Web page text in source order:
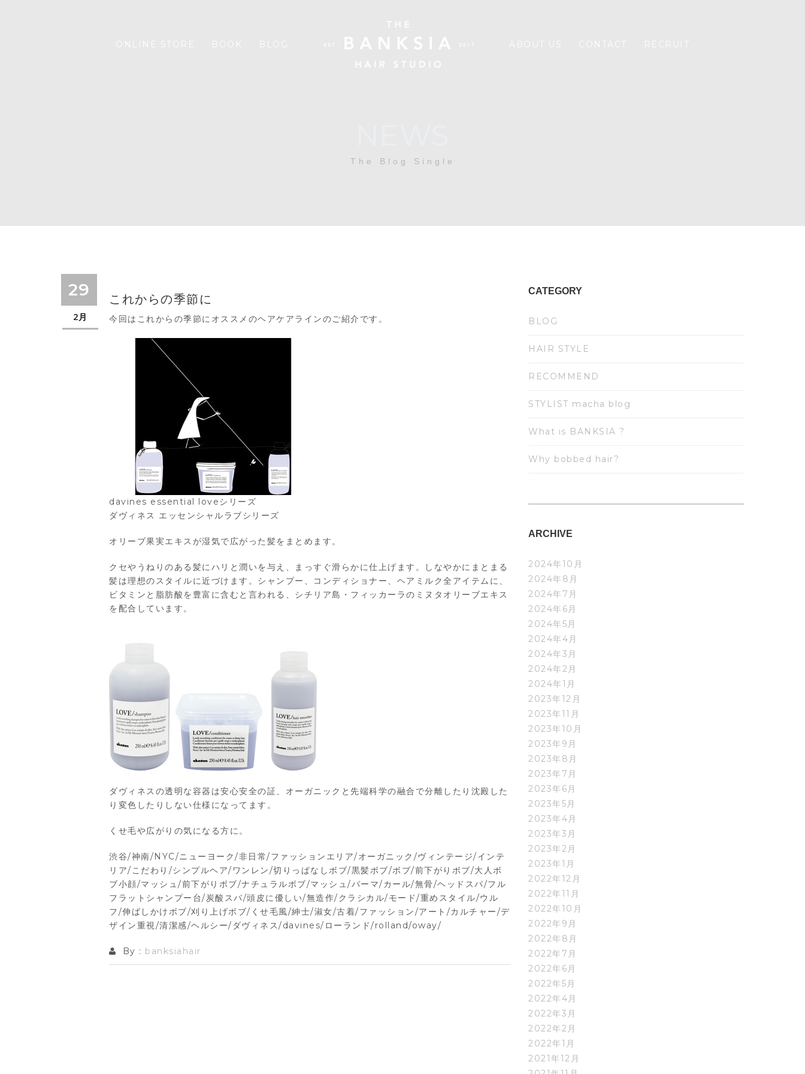
The Blog Single
29
2月
これからの季節に
今回はこれからの季節にオススメのヘアケアラインのご紹介です。
davines essential loveシリーズ
ダヴィネス エッセンシャルラブシリーズ
オリーブ果実エキスが湿気で広がった髪をまとめます。
クセやうねりのある髪にハリと潤いを与え、まっすぐ滑らかに仕上げます。しなやかにまとまる
髪は理想のスタイルに近づけます。シャンプー、コンディショナー、ヘアミルク全アイテムに、
ビタミンと脂肪酸を豊富に含むと言われる、シチリア島・フィッカーラのミヌタオリーブエキス
を配合しています。
ダヴィネスの透明な容器は安心安全の証、オーガニックと先端科学の融合で分離したり沈殿した
り変色したりしない仕様になってます。
くせ毛や広がりの気になる方に。
渋谷/神南/NYC/ニューヨーク/非日常/ファッションエリア/オーガニック/ヴィンテージ/インテ
リア/こだわり/シンプルヘア/ワンレン/切りっぱなしボブ/黒髪ボブ/ボブ/前下がりボブ/大人ボ
ブ小顔/マッシュ/前下がりボブ/ナチュラルボブ/マッシュ/パーマ/カール/無骨/ヘッドスパ/フル
フラットシャンプー台/炭酸スパ/頭皮に優しい/無造作/クラシカル/モード/重めスタイル/ウル
フ/伸ばしかけボブ/刈り上げボブ/くせ毛風/紳士/淑女/古着/ファッション/アート/カルチャー/デ
ザイン重視/清潔感/ヘルシー/ダヴィネス/davines/ローランド/rolland/oway/
By : banksiahair
CATEGORY
BLOG
HAIR STYLE
RECOMMEND
STYLIST macha blog
What is BANKSIA ?
Why bobbed hair?
ARCHIVE
2024年10月
2024年8月
2024年7月
2024年6月
2024年5月
2024年4月
2024年3月
2024年2月
2024年1月
2023年12月
2023年11月
2023年10月
2023年9月
2023年8月
2023年7月
2023年6月
2023年5月
2023年4月
2023年3月
2023年2月
2023年1月
2022年12月
2022年11月
2022年10月
2022年9月
2022年8月
2022年7月
2022年6月
2022年5月
2022年4月
2022年3月
2022年2月
2022年1月
2021年12月